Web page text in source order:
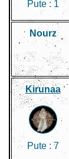
Pute : 1
Nourz
Kirunaa
Pute : 7